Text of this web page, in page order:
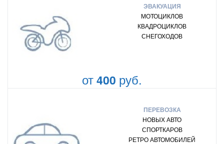
ЭВАКУАЦИЯ
МОТОЦИКЛОВ
КВАДРОЦИКЛОВ
СНЕГОХОДОВ
от400 руб.
ПЕРЕВОЗКА
НОВЫХ АВТО
СПОРТКАРОВ
РЕТРО АВТОМОБИЛЕЙ